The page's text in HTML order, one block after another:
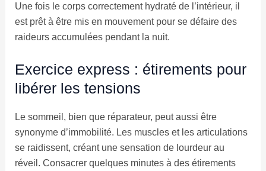
Une fois le corps correctement hydraté de l’intérieur, il
est prêt à être mis en mouvement pour se défaire des
raideurs accumulées pendant la nuit.
Exercice express : étirements pour
libérer les tensions
Le sommeil, bien que réparateur, peut aussi être
synonyme d’immobilité. Les muscles et les articulations
se raidissent, créant une sensation de lourdeur au
réveil. Consacrer quelques minutes à des étirements